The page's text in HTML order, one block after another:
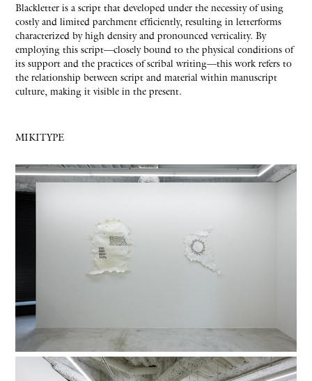
Blackletter is a script that developed under the necessity of using
costly and limited parchment efficiently, resulting in letterforms
characterized by high density and pronounced verticality. By
employing this script—closely bound to the physical conditions of
its support and the practices of scribal writing—this work refers to
the relationship between script and material within manuscript
culture, making it visible in the present.
MIKITYPE